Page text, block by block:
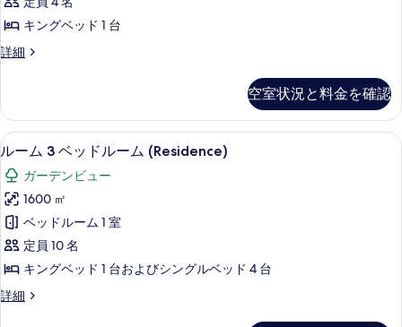
表
示
す
プ
ー
ル
シ
ャ
ン
フ
ロ
ン
ト
の
す
ベ
ー
ト
オ
ー
シ
ャ
ン
フ
ロ
ン
ト
詳
細
の
す
の
写
真
を
表
示
す
る
キングベッド 1 台
詳細
One
Private
Pool
の
細
空室状況と料金を確認
ル
ー
ム
3
ベ
ッ
ド
ル
高級寝具、低反発ベッド、ミニバー
8
ルーム 3 ベッドルーム (Residence)
ガーデンビュー
1600 ㎡
ベッドルーム 1 室
定員 10 名
キングベッド 1 台およびシングルベッド 4 台
詳細
ル